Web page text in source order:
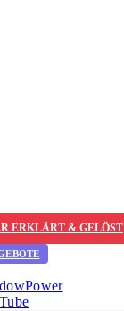
ERKLÄRT & GELÖST